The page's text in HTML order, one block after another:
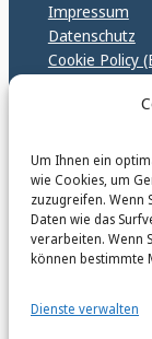
Um Ihnen ein
wie Cookies, um
zuzugreifen. Wenn
Daten wie das
verarbeiten. Wenn
können bestimmte
Dienste verwalten
Impressum
Datenschutz
Cookie Policy